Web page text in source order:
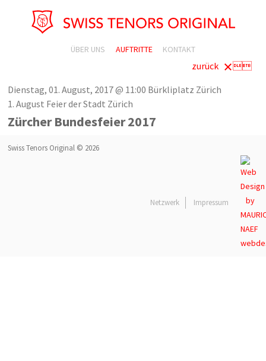
ÜBER UNS AUFTRITTE KONTAKT
zurück

Dienstag, 01. August, 2017 @ 11:00 Bürkliplatz Zürich
1. August Feier der Stadt Zürich
Zürcher Bundesfeier 2017
Swiss Tenors Original © 2026
Netzwerk Impressum